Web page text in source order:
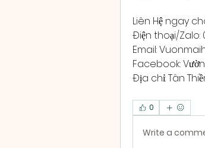
Liên Hệ ngay
Điện thoại/Zalo:
Email:
Facebook:
Địa chỉ: Tân
0
Write a